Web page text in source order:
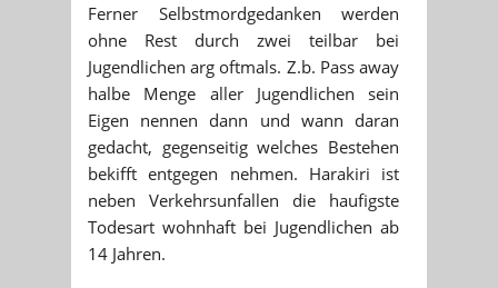
Ferner Selbstmordgedanken werden
ohne Rest durch zwei teilbar bei
Jugendlichen arg oftmals. Z.b. Pass away
halbe Menge aller Jugendlichen sein
Eigen nennen dann und wann daran
gedacht, gegenseitig welches Bestehen
bekifft entgegen nehmen. Harakiri ist
neben Verkehrsunfallen die haufigste
Todesart wohnhaft bei Jugendlichen ab
14 Jahren.